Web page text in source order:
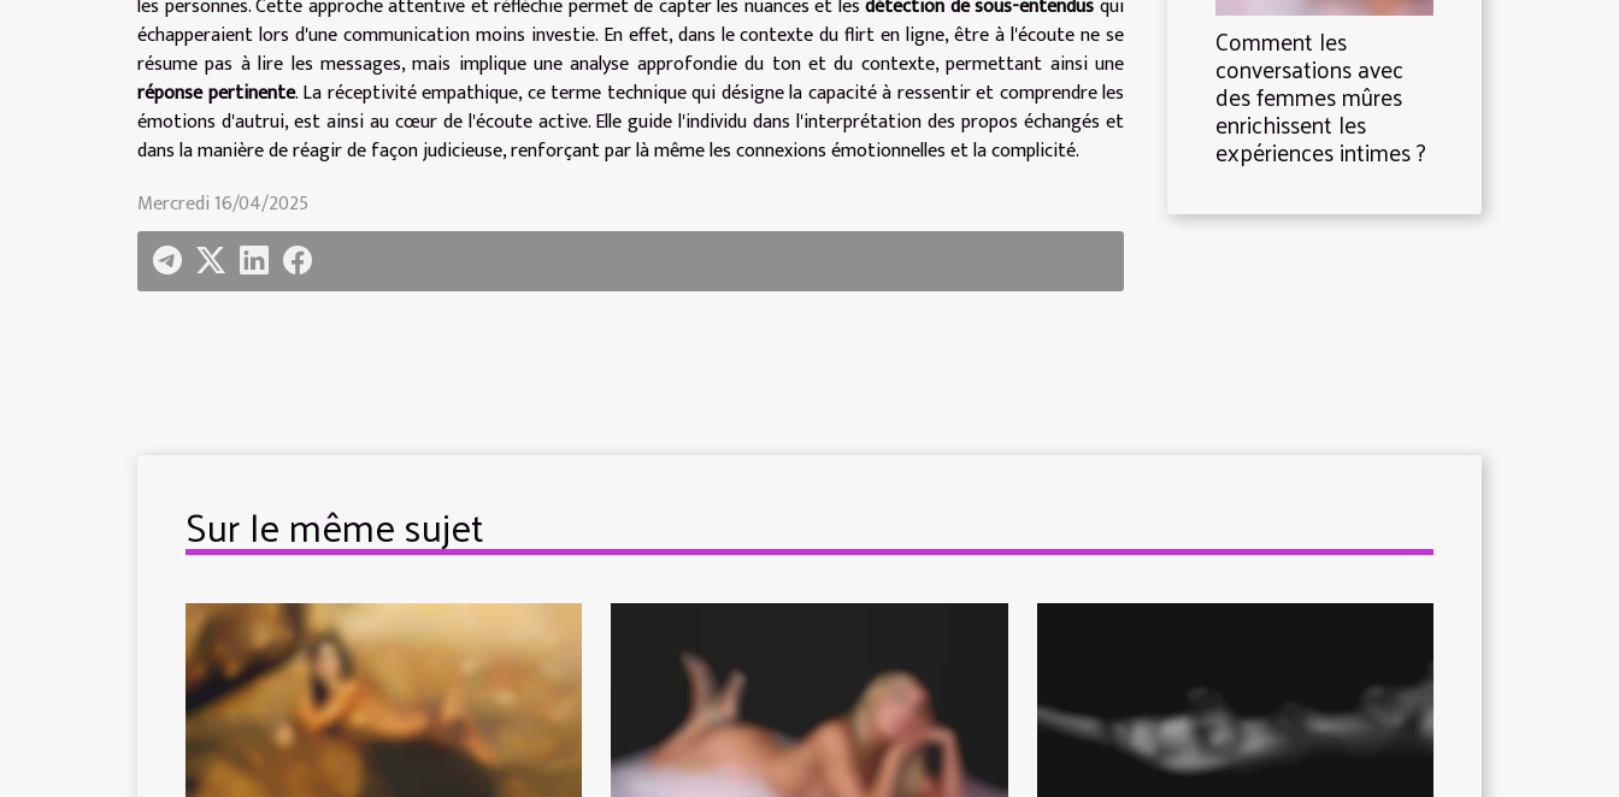
échapperaient lors d'une communication moins investie. En effet, dans le contexte du flirt en ligne, être à l'écoute ne se
résume pas à lire les messages, mais implique une analyse approfondie du ton et du contexte, permettant ainsi une
réponse pertinente. La réceptivité empathique, ce terme technique qui désigne la capacité à ressentir et comprendre les
émotions d'autrui, est ainsi au cœur de l'écoute active. Elle guide l'individu dans l'interprétation des propos échangés et
dans la manière de réagir de façon judicieuse, renforçant par là même les connexions émotionnelles et la complicité.
Mercredi 16/04/2025
Comment les
conversations avec
des femmes mûres
enrichissent les
expériences intimes ?
Sur le même sujet